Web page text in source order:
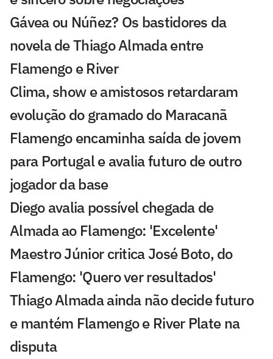
Gávea ou Núñez? Os bastidores da
novela de Thiago Almada entre
Flamengo e River
Clima, show e amistosos retardaram
evolução do gramado do Maracanã
Flamengo encaminha saída de jovem
para Portugal e avalia futuro de outro
jogador da base
Diego avalia possível chegada de
Almada ao Flamengo: 'Excelente'
Maestro Júnior critica José Boto, do
Flamengo: 'Quero ver resultados'
Thiago Almada ainda não decide futuro
e mantém Flamengo e River Plate na
disputa